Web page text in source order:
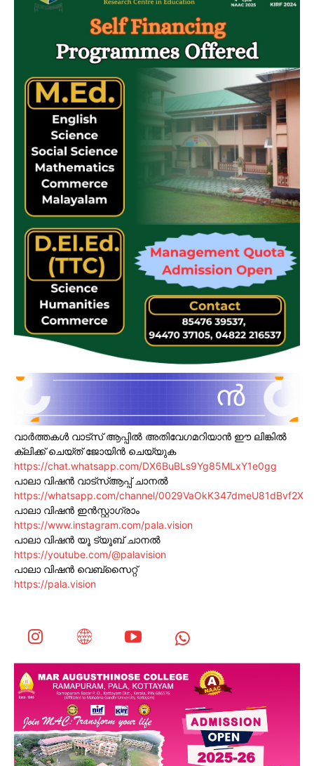
വാർത്തകൾ വാട്സ് ആപ്പിൽ അതിവേഗമറിയാൻ ഈ ലിങ്കിൽ
ക്ലിക്ക് ചെയ്ത് ജോയിൻ ചെയ്യുക
https://chat.whatsapp.com/DX6BuBLs9Yg85MLxY1e0gg
പാലാ വിഷൻ വാട്സ്ആപ്പ് ചാനൽ
https://whatsapp.com/channel/0029VaOkK347dmeU81dBvf2X
പാലാ വിഷൻ ഇൻസ്റ്റാഗ്രാം
https://www.instagram.com/pala.vision
പാലാ വിഷൻ യൂ ട്യൂബ് ചാനൽ
https://youtube.com/@palavision
പാലാ വിഷൻ വെബ്സൈറ്റ്
https://pala.vision